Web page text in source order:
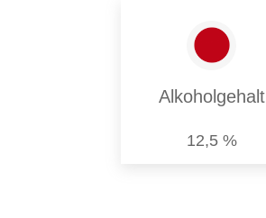
Alkoholgehalt
12,5 %